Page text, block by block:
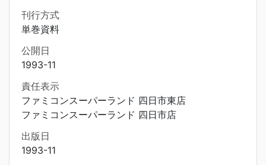
刊行方式
単巻資料
公開日
1993-11
責任表示
ファミコンスーパーランド 四日市東店
ファミコンスーパーランド 四日市店
出版日
1993-11